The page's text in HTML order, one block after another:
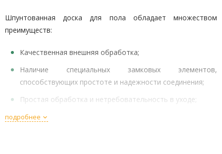
Шпунтованная доска для пола обладает множеством
преимуществ:
Качественная внешняя обработка;
Наличие специальных замковых элементов,
способствующих простоте и надежности соединения;
Простая обработка и нетребовательность в уходе;
Привлекательный внешний вид.
подробнее